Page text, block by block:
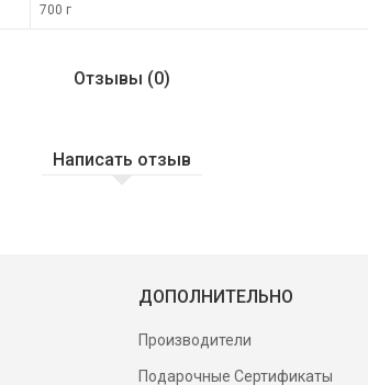
700 г
Отзывы (0)
Написать отзыв
ДОПОЛНИТЕЛЬНО
Производители
Подарочные Сертификаты